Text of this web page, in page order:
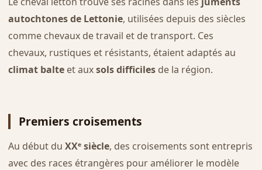
autochtones de Lettonie, utilisées depuis des siècles
comme chevaux de travail et de transport. Ces
chevaux, rustiques et résistants, étaient adaptés au
climat balteet auxsols difficilesde la région.
Premiers croisements
Au début du XXᵉ siècle, des croisements sont entrepris
avec des races étrangères pour améliorer le modèle